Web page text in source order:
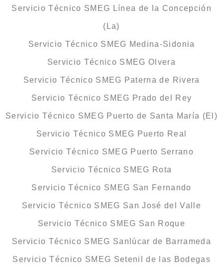
Servicio Técnico SMEG Línea de la Concepción
(La)
Servicio Técnico SMEG Medina-Sidonia
Servicio Técnico SMEG Olvera
Servicio Técnico SMEG Paterna de Rivera
Servicio Técnico SMEG Prado del Rey
Servicio Técnico SMEG Puerto de Santa María (El)
Servicio Técnico SMEG Puerto Real
Servicio Técnico SMEG Puerto Serrano
Servicio Técnico SMEG Rota
Servicio Técnico SMEG San Fernando
Servicio Técnico SMEG San José del Valle
Servicio Técnico SMEG San Roque
Servicio Técnico SMEG Sanlúcar de Barrameda
Servicio Técnico SMEG Setenil de las Bodegas